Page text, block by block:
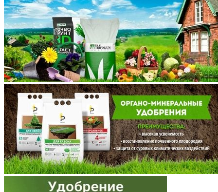
Ленинградская область
Липецкая область
Магаданская область
Марий Эл
Мордовия
Московская область
Мурманская область
Ненецкий АО
Нижегородская область